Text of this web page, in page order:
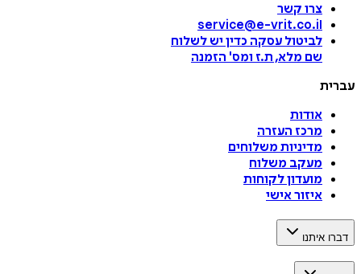
צרו קשר
service@e-vrit.co.il
לביטול עסקה כדין יש לשלוח
שם מלא, ת.ז ומס' הזמנה
עברית
אודות
מרכז העזרה
מדיניות משלוחים
מעקב משלוח
מועדון לקוחות
איזור אישי
דברו איתנו